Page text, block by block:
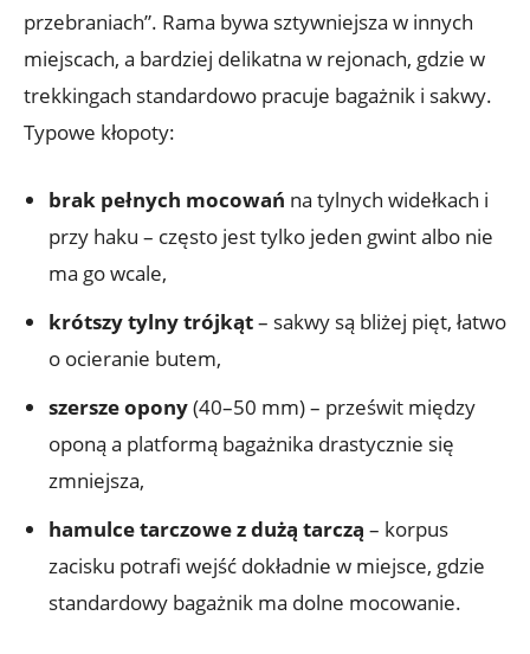
przebraniach”. Rama bywa sztywniejsza w innych
miejscach, a bardziej delikatna w rejonach, gdzie w
trekkingach standardowo pracuje bagażnik i sakwy.
Typowe kłopoty:
brak pełnych mocowań na tylnych widełkach i
przy haku – często jest tylko jeden gwint albo nie
ma go wcale,
krótszy tylny trójkąt– sakwy są bliżej pięt, łatwo
o ocieranie butem,
szersze opony(40–50 mm) – prześwit między
oponą a platformą bagażnika drastycznie się
zmniejsza,
hamulce tarczowe z dużą tarczą – korpus
zacisku potrafi wejść dokładnie w miejsce, gdzie
standardowy bagażnik ma dolne mocowanie.